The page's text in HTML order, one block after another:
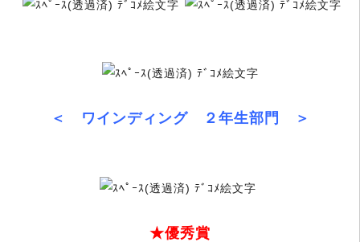
＜ ワインディング ２年生部門 ＞
★優秀賞